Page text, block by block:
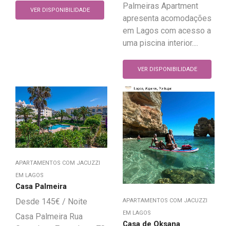
VER DISPONIBILIDADE
Palmeiras Apartment
apresenta acomodações
em Lagos com acesso a
uma piscina interior....
VER DISPONIBILIDADE
APARTAMENTOS COM JACUZZI
EM LAGOS
Casa Palmeira
145€
Casa Palmeira Rua
APARTAMENTOS COM JACUZZI
EM LAGOS
Casa de Oksana